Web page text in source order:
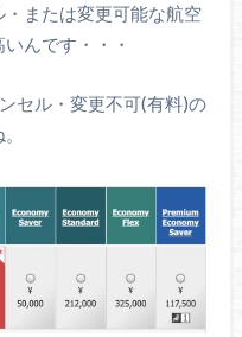
または変更可能な航空
んです・・・
セル・変更不可(有料)の